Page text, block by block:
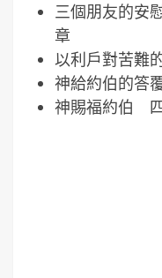
三個朋友的安
章
以利戶對苦難
神給約伯的答
神賜福約伯